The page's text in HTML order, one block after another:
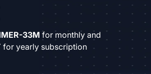
33M for monthly and
for yearly subscription